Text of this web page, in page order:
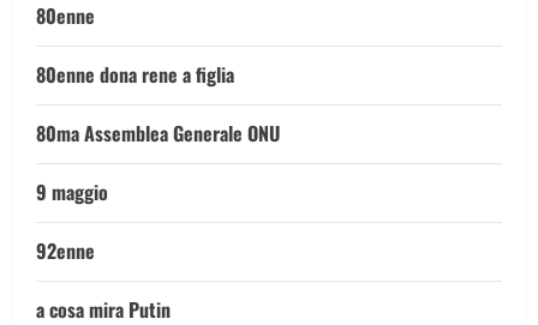
80enne
80enne dona rene a figlia
80ma Assemblea Generale ONU
9 maggio
92enne
a cosa mira Putin